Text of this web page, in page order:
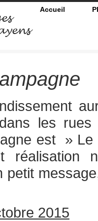
Accueil
les
est »
réalisation
petit
2015